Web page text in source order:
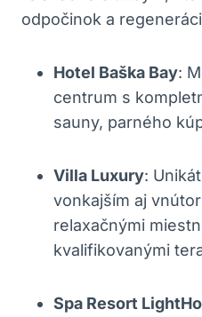
odpočinok a
Hotel Baška Bay:
centrum s
sauny, parného
Villa Luxury:
vonkajším aj
relaxačnými
kvalifikovanými
Spa Resort